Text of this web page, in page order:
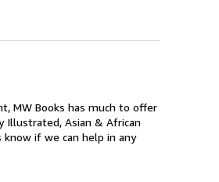
MW Books has much to offer
Illustrated, Asian & African
if we can help in any